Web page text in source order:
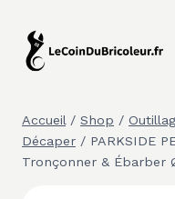
contenu
Accueil / Shop /
Décaper / PARKSIDE
Tronçonner & Ébarber